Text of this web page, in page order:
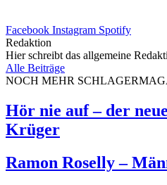
Facebook Instagram Spotify
Redaktion
Hier schreibt das allgemeine
Alle Beiträge
NOCH MEHR
Hör nie auf – der
Krüger
Ramon Roselly –